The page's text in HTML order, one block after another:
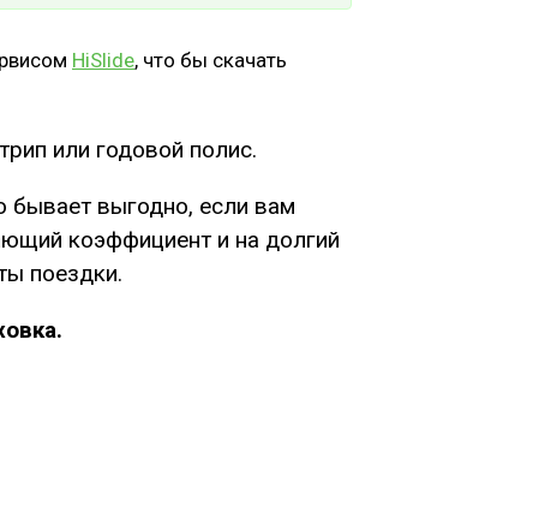
HiSlide, что бы скачать
или годовой полис.
бывает выгодно, если вам
коэффициент и на долгий
поездки.